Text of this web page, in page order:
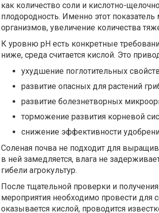
как количество соли и кислотно-
плодородность. Именно этот
организмов, увеличение количества
К уровню рН есть конкретные
ниже, среда считается кислой. Это
ухудшение поглотительных
развитие опасных для растений
развитие болезнетворных
торможение развития корневой
снижение эффективности
Соленая почва не подходит для
в ней замедляется, влага не
гибели агрокультур.
После тщательной проверки и
мероприятия необходимо провести для
оказывается кислой, проводится